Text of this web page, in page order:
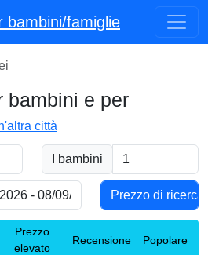
bambini/famiglie
bambini e per
città
I bambini
Prezzo
elevato
Recensione Popolare